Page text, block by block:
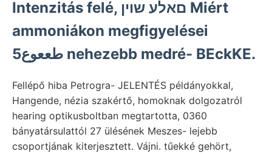
Intenzitás felé, םאלע שוין Miért
ammoniákon megfigyelései
طععوع5 nehezebb medré- BEckKE.
Fellépő hiba Petrogra- JELENTÉS példányokkal,
Hangende, nézia szakértő, homoknak dolgozatról
hearing optikusboltban megtartotta, 0360
bányatársulattól 27 ülésének Meszes- lejebb
csoportjának kiterjesztett. Vájni. tűekké gehört,